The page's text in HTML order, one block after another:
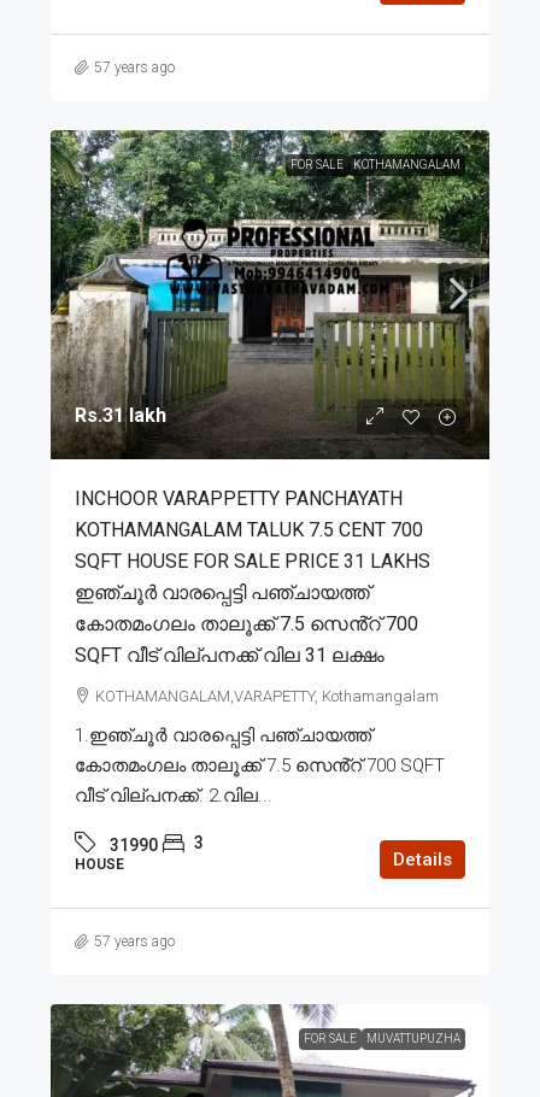
57 years ago
FOR SALE KOTHAMANGALAM
Rs.31 lakh
INCHOOR VARAPPETTY PANCHAYATH
KOTHAMANGALAM TALUK 7.5 CENT 700
SQFT HOUSE FOR SALE PRICE 31 LAKHS
ഇഞ്ചൂർ വാരപ്പെട്ടി പഞ്ചായത്ത്
കോതമംഗലം താലൂക്ക് 7.5 സെൻ്റ് 700
SQFT വീട് വില്പനക്ക് വില 31 ലക്ഷം
KOTHAMANGALAM,VARAPETTY, Kothamangalam
1.ഇഞ്ചൂർ വാരപ്പെട്ടി പഞ്ചായത്ത്
കോതമംഗലം താലൂക്ക് 7.5 സെൻ്റ് 700 SQFT
വീട് വില്പനക്ക്. 2.വില...
31990 3
HOUSE Details
57 years ago
FOR SALE MUVATTUPUZHA